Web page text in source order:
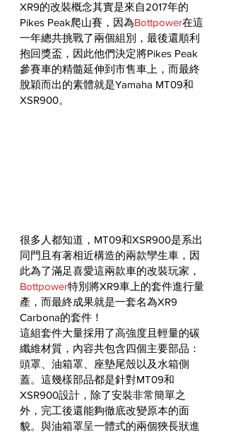
XR9的改裝概念其實是來自2017年的
Pikes Peak爬山賽，因為Bottpower在這
一年總共挑戰了兩個組別，最後還順利
抱回獎盃，因此他們決定將Pikes Peak
參賽車的精髓延伸到市售車上，而最終
脫穎而出的素體就是Yamaha MT09和
XSR900。
很多人都知道，MT09和XSR900是系出
同門且有著相近構造的兩款孿生車，因
此為了滿足喜愛這兩款車的改裝玩家，
Bottpower特別將XR9車上的套件進行量
產，而最終成果就是一套名為XR9
Carbona的套件！
這組套件大量採用了高強度且輕量的碳
纖維材質，內容共包含四個主要部品：
頭罩、油箱罩、座墊尾殼以及水箱側
蓋。這幾樣部品都是針對MT09和
XSR900設計，除了安裝非常簡單之
外，完工後還能夠徹底改變原本的面
貌。與油箱罩呈一體式的兩個狹長狀進